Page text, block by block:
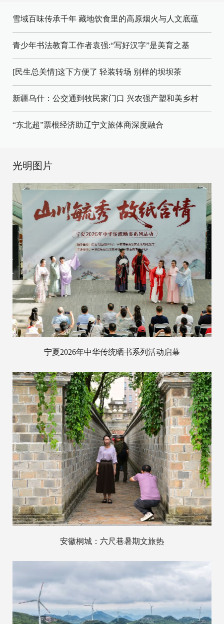
雪域百味传承千年 藏地饮食里的高原烟火与人文底蕴
青少年书法教育工作者袁强:“写好汉字”是美育之基
[民生总关情]这下方便了 轻装转场 别样的坝坝茶
新疆乌什：公交通到牧民家门口 兴农强产塑和美乡村
“东北超”票根经济助辽宁文旅体商深度融合
光明图片
宁夏2026年中华传统晒书系列活动启幕
安徽桐城：六尺巷暑期文旅热